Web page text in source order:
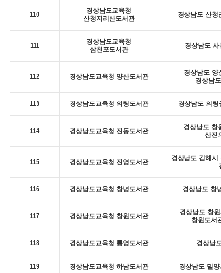
110
경상남도교육청
산청지리산도서관
경상남도 산청
111
경상남도교육청
삼천포도서관
경상남도 사
112 경상남도교육청 양산도서관
경상남도 양
경상남
113 경상남도교육청 의령도서관 경상남도 의령
114 경상남도교육청 진동도서관
경상남도 창
삼진
115 경상남도교육청 진영도서관
경상남도 김해시
116 경상남도교육청 창녕도서관 경상남도 창
117 경상남도교육청 창원도서관
경상남도 창
창원도서
118 경상남도교육청 통영도서관 경상남
119 경상남도교육청 하남도서관 경상남도 밀